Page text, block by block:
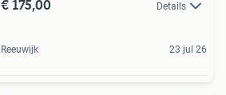
€ 175,00 Details
Reeuwijk 23 jul 26